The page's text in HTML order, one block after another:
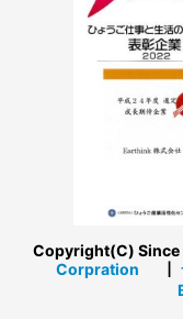
Copyright(C)
Corpration